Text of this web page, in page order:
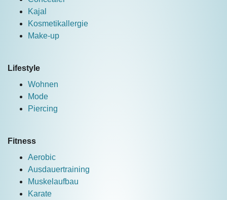
Kajal
Kosmetikallergie
Make-up
Lifestyle
Wohnen
Mode
Piercing
Fitness
Aerobic
Ausdauertraining
Muskelaufbau
Karate